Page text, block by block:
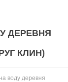
ДЕРЕВНЯ
КЛИН)
воду деревня